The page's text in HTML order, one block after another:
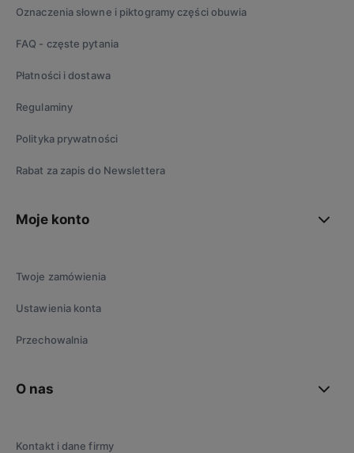
Oznaczenia słowne i piktogramy części obuwia
FAQ - częste pytania
Płatności i dostawa
Regulaminy
Polityka prywatności
Rabat za zapis do Newslettera
Moje konto
Twoje zamówienia
Ustawienia konta
Przechowalnia
O nas
Kontakt i dane firmy